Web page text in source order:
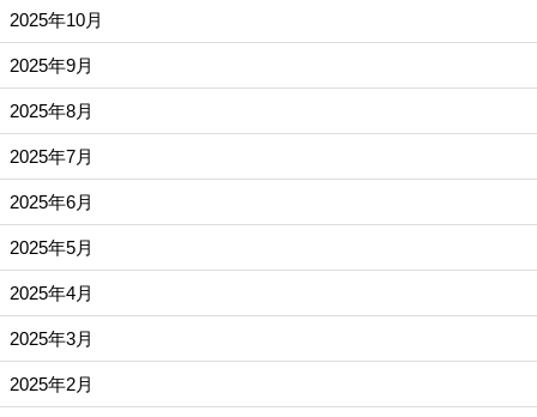
2025年10月
2025年9月
2025年8月
2025年7月
2025年6月
2025年5月
2025年4月
2025年3月
2025年2月